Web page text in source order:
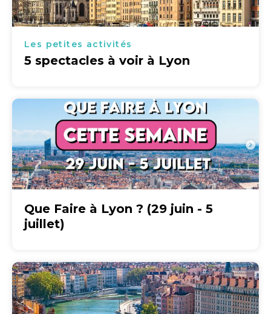
Les petites activités
5 spectacles à voir à Lyon
Que Faire à Lyon ? (29 juin - 5
juillet)